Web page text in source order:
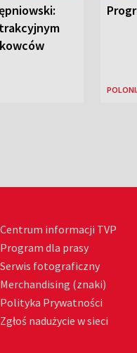
Centrum informacji TVP
Program dla prasy
Serwis fotograficzny
Merchandising (znaki)
Polityka Prywatności
Zgłoś nadużycie w sieci